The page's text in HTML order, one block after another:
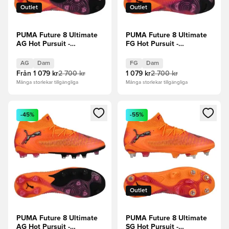
Outlet
PUMA Future 8 Ultimate
AG Hot Pursuit -
Svart/Ravish Dam
AG Dam
Från 1 079 kr2 700 kr
Många storlekar tillgängliga
Outlet
PUMA Future 8 Ultimate
FG Hot Pursuit -
Svart/Ravish Dam
FG Dam
1 079 kr2 700 kr
Många storlekar tillgängliga
Öppnar en Modal för att logga in eller registrera dig som
-45%
PUMA Future 8 Ultimate
AG Hot Pursuit -
Öppnar en Modal för att
Outlet
-55%
PUMA Future 8 Ultimate
SG Hot Pursuit -